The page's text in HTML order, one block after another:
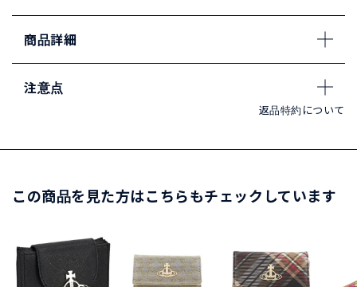
商品詳細
注意点
返品特約について
この商品を見た方はこちらもチェックしています